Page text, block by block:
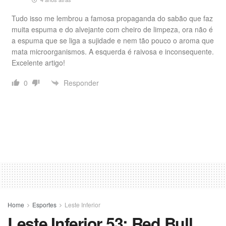
Tudo isso me lembrou a famosa propaganda do sabão que faz
muita espuma e do alvejante com cheiro de limpeza, ora não é
a espuma que se liga a sujidade e nem tão pouco o aroma que
mata microorganismos. A esquerda é raivosa e inconsequente.
Excelente artigo!
0
Responder
Home Esportes Leste Inferior